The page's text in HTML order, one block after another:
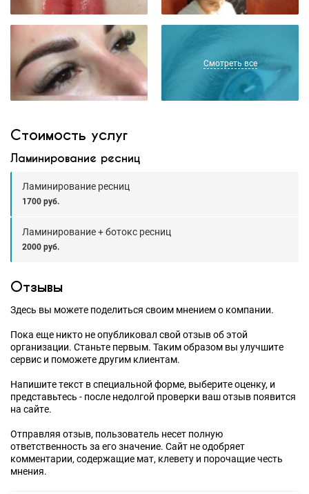
Смотреть все
Стоимость услуг
Ламинирование ресниц
Ламинирование ресниц
1700 руб.
Ламинирование + ботокс ресниц
2000 руб.
Отзывы
Здесь вы можете поделиться своим мнением о компании.
Пока еще никто не опубликовал свой отзыв об этой
организации. Станьте первым. Таким образом вы улучшите
сервис и поможете другим клиентам.
Напишите текст в специальной форме, выберите оценку, и
представьтесь - после недолгой проверки ваш отзыв появится
на сайте.
Отправляя отзыв, пользователь несет полную
ответственность за его значение. Сайт не одобряет
комментарии, содержащие мат, клевету и порочащие честь
мнения.